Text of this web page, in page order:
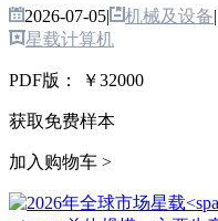
2026-07-05| 机械及设备|
星载计算机
PDF版： ￥32000
获取免费样本
加入购物车 >